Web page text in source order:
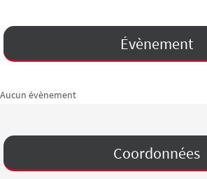
Évènement
Aucun évènement
Coordonnées